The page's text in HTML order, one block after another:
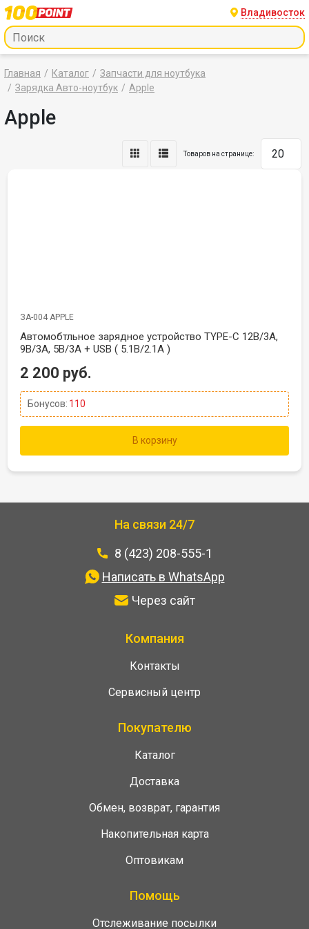
Владивосток
Главная Каталог
Запчасти для ноутбука
Зарядка Авто-ноутбук
Apple
Apple
Товаров на странице:
ЗА-004 APPLE
Автомобтльное зарядное устройство TYPE-C 12В/3A,
9В/3А, 5В/3А + USB ( 5.1В/2.1А )
2 200 руб.
Бонусов: 110
В корзину
Компания
Контакты
Сервисный центр
Покупателю
Каталог
Доставка
Обмен, возврат, гарантия
Накопительная карта
Оптовикам
Помощь
Отслеживание посылки
На связи 24/7
8 (423) 208-555-1
Написать в WhatsApp
Через сайт